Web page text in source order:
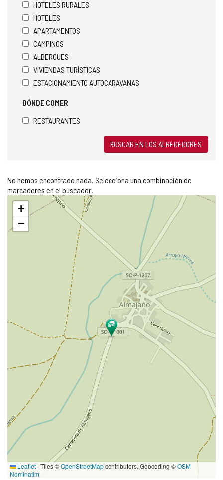
HOTELES RURALES
HOTELES
APARTAMENTOS
CAMPINGS
ALBERGUES
VIVIENDAS TURÍSTICAS
ESTACIONAMIENTO AUTOCARAVANAS
DÓNDE COMER
RESTAURANTES
BUSCAR EN LOS ALREDEDORES
No hemos encontrado nada. Selecciona una combinación de
marcadores en el buscador.
Saltar
mapa
+
−
Leaflet | Tiles ©OpenStreetMapcontributors. Geocoding ©OSM
Nominatim